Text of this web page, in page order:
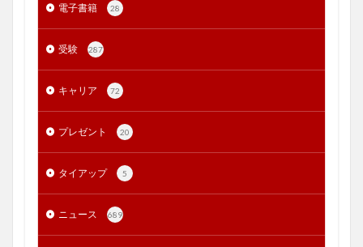
電子書籍 28
受験 287
キャリア 72
プレゼント 20
タイアップ 5
ニュース 689